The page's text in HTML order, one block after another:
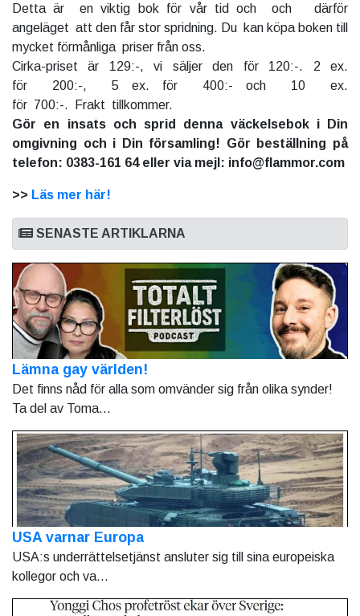
Detta är en viktig bok för vår tid och och därför
angeläget att den får stor spridning. Du kan köpa boken till
mycket förmånliga priser från oss.
Cirka-priset är 129:-, vi säljer den för 120:-. 2 ex.
för 200:-, 5 ex. för 400:- och 10 ex.
för 700:-. Frakt tillkommer.
Gör en insats och sprid denna väckelsebok i Din
omgivning och i Din församling! Gör beställning på
telefon: 0383-161 64 eller via mejl: info@flammor.com
>> Läs mer här!
SENASTE ARTIKLARNA
Lämna gay världen!
Det finns nåd för alla som omvänder sig från olika synder!
Ta del av Toma...
USA varnar Europa
USA:s underrättelsetjänst ansluter sig till sina europeiska
kollegor och va...